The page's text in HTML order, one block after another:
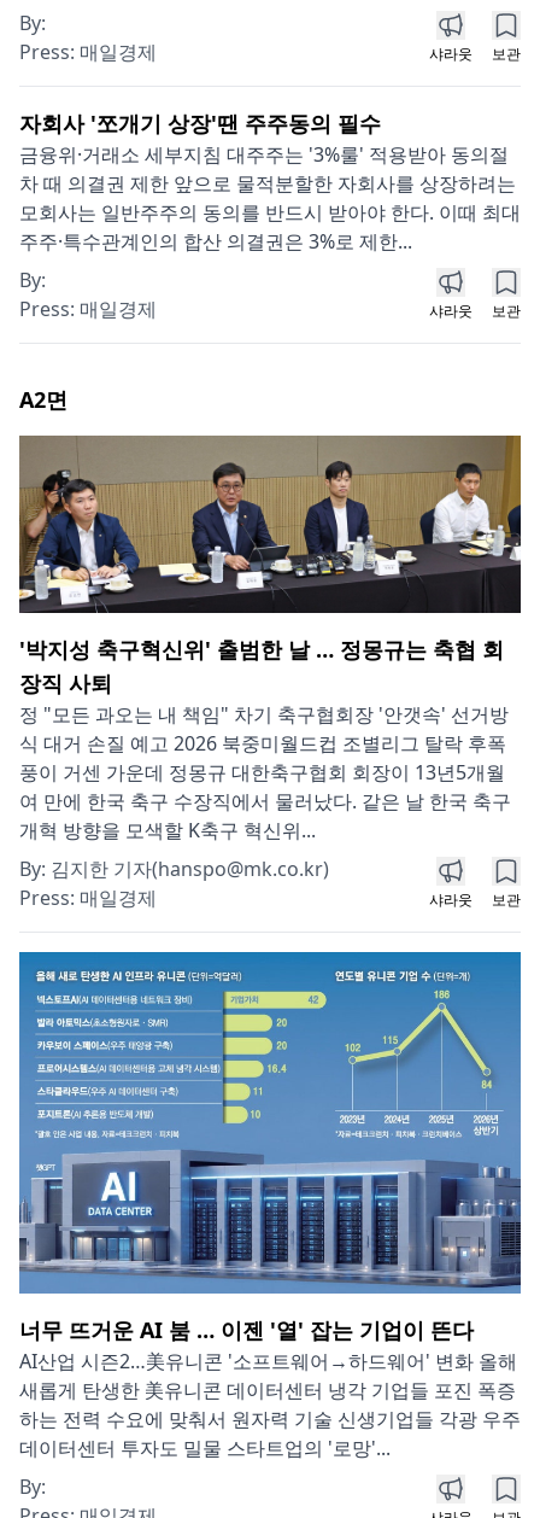
By:
Press: 매일경제 샤라웃 보관
자회사 '쪼개기 상장'땐 주주동의 필수
금융위·거래소 세부지침 대주주는 '3%룰' 적용받아 동의절
차 때 의결권 제한 앞으로 물적분할한 자회사를 상장하려는
모회사는 일반주주의 동의를 반드시 받아야 한다. 이때 최대
주주·특수관계인의 합산 의결권은 3%로 제한...
By:
Press: 매일경제 샤라웃 보관
A2면
'박지성 축구혁신위' 출범한 날 … 정몽규는 축협 회
장직 사퇴
정 "모든 과오는 내 책임" 차기 축구협회장 '안갯속' 선거방
식 대거 손질 예고 2026 북중미월드컵 조별리그 탈락 후폭
풍이 거센 가운데 정몽규 대한축구협회 회장이 13년5개월
여 만에 한국 축구 수장직에서 물러났다. 같은 날 한국 축구
개혁 방향을 모색할 K축구 혁신위...
By: 김지한 기자(hanspo@mk.co.kr)
Press: 매일경제 샤라웃 보관
너무 뜨거운 AI 붐 … 이젠 '열' 잡는 기업이 뜬다
AI산업 시즌2…美유니콘 '소프트웨어→하드웨어' 변화 올해
새롭게 탄생한 美유니콘 데이터센터 냉각 기업들 포진 폭증
하는 전력 수요에 맞춰서 원자력 기술 신생기업들 각광 우주
데이터센터 투자도 밀물 스타트업의 '로망'...
By: